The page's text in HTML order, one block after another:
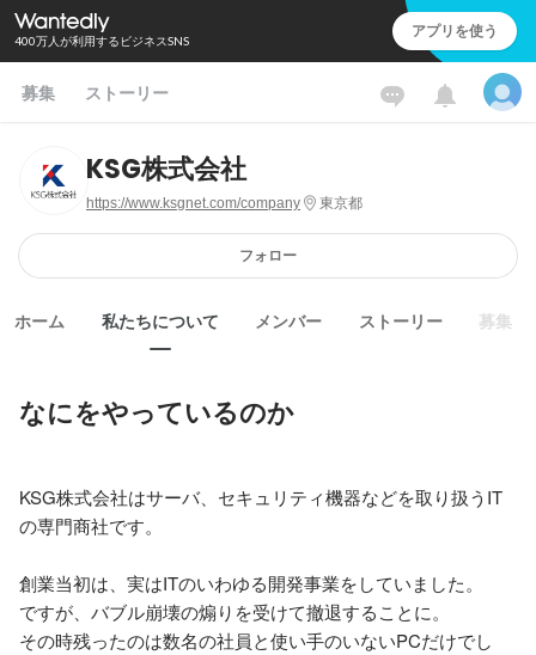
400万人が利用するビジネスSNS アプリを使う
募集 ストーリー
KSG株式会社
https://www.ksgnet.com/company 東京都
フォロー
ホーム 私たちについて メンバー ストーリー 募集
なにをやっているのか
KSG株式会社はサーバ、セキュリティ機器などを取り扱うIT
の専門商社です。
創業当初は、実はITのいわゆる開発事業をしていました。
ですが、バブル崩壊の煽りを受けて撤退することに。
その時残ったのは数名の社員と使い手のいないPCだけでし